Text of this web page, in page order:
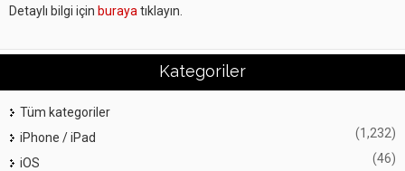
Detaylı bilgi için buraya tıklayın.
Kategoriler
Tüm kategoriler
iPhone / iPad
(1,232)
iOS (46)